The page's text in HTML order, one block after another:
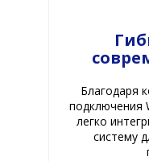
Благодаря
подключения
легко
систему